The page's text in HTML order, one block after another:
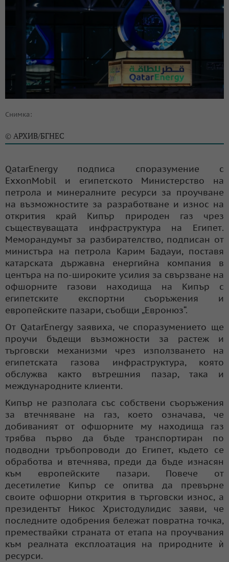
Снимка:
© АРХИВ/БГНЕС
QatarEnergy подписа споразумение с
ExxonMobil и египетското Министерство на
петрола и минералните ресурси за проучване
на възможностите за разработване и износ на
открития край Кипър природен газ чрез
съществуващата инфраструктура на Египет.
Меморандумът за разбирателство, подписан от
министъра на петрола Карим Бадауи, поставя
катарската държавна енергийна компания в
центъра на по-широките усилия за свързване на
офшорните газови находища на Кипър с
египетските експортни съоръжения и
европейските пазари, съобщи „Евронюз“.
От QatarEnergy заявиха, че споразумението ще
проучи бъдещи възможности за растеж и
търговски механизми чрез използването на
египетската газова инфраструктура, която
обслужва както вътрешния пазар, така и
международните клиенти.
Кипър не разполага със собствени съоръжения
за втечняване на газ, което означава, че
добиваният от офшорните му находища газ
трябва първо да бъде транспортиран по
подводни тръбопроводи до Египет, където се
обработва и втечнява, преди да бъде изнасян
към европейските пазари. Повече от
десетилетие Кипър се опитва да превърне
своите офшорни открития в търговски износ, а
президентът Никос Христодулидис заяви, че
последните одобрения бележат повратна точка,
премествайки страната от етапа на проучвания
към реалната експлоатация на природните ѝ
ресурси.